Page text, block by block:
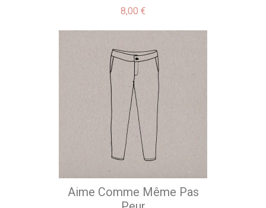
Precio
8,00 €
Aime Comme Même Pas